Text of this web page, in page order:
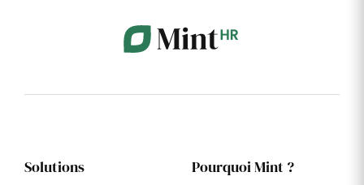
Solutions Pourquoi Mint ?